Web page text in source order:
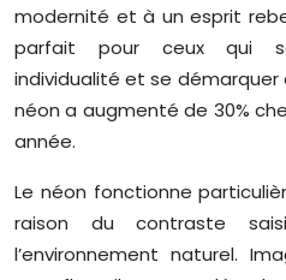
modernité et à un esprit
parfait pour ceux qui
individualité et se démarquer
néon a augmenté de 30%
année.
Le néon fonctionne
raison du contraste
l’environnement naturel.